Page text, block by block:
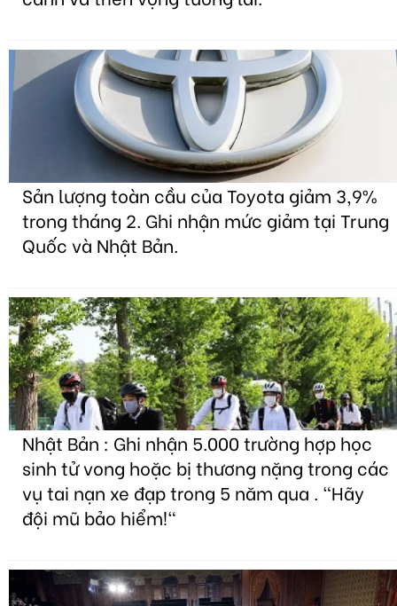
Sản lượng toàn cầu của Toyota giảm 3,9%
trong tháng 2. Ghi nhận mức giảm tại Trung
Quốc và Nhật Bản.
Nhật Bản : Ghi nhận 5.000 trường hợp học
sinh tử vong hoặc bị thương nặng trong các
vụ tai nạn xe đạp trong 5 năm qua . "Hãy
đội mũ bảo hiểm!"